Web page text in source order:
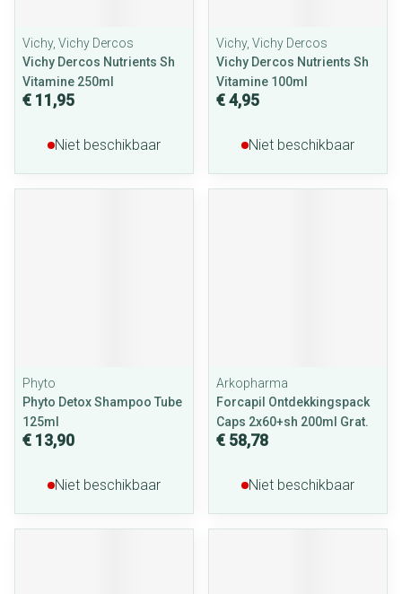
Vichy, Vichy Dercos
Vichy Dercos Nutrients Sh
Vitamine 250ml
€ 11,95
Niet beschikbaar
Vichy, Vichy Dercos
Vichy Dercos Nutrients Sh
Vitamine 100ml
€ 4,95
Niet beschikbaar
Phyto
Phyto Detox Shampoo Tube
125ml
€ 13,90
Niet beschikbaar
Arkopharma
Forcapil Ontdekkingspack
Caps 2x60+sh 200ml Grat.
€ 58,78
Niet beschikbaar